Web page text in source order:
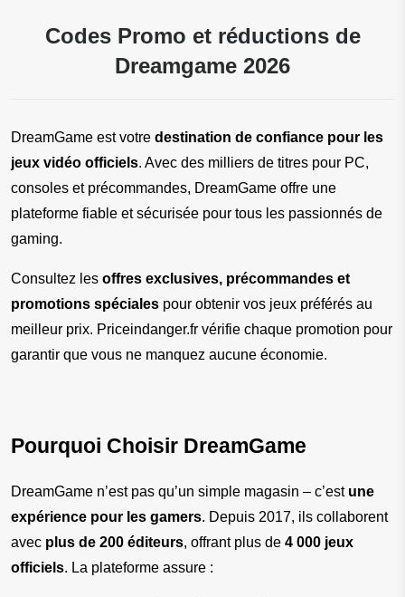
Codes Promo et réductions de
Dreamgame 2026
DreamGame est votre destination de confiance pour les
jeux vidéo officiels. Avec des milliers de titres pour PC,
consoles et précommandes, DreamGame offre une
plateforme fiable et sécurisée pour tous les passionnés de
gaming.
Consultez les offres exclusives, précommandes et
promotions spéciales pour obtenir vos jeux préférés au
meilleur prix. Priceindanger.fr vérifie chaque promotion pour
garantir que vous ne manquez aucune économie.
Pourquoi Choisir DreamGame
DreamGame n’est pas qu’un simple magasin – c’est une
expérience pour les gamers. Depuis 2017, ils collaborent
avec plus de 200 éditeurs, offrant plus de 4 000 jeux
officiels. La plateforme assure :